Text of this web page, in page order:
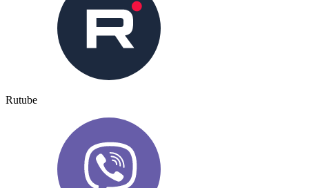
Rutube